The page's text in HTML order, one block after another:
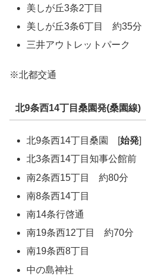
美しが丘3条2丁目
美しが丘3条6丁目 約35分
三井アウトレットパーク
※北都交通
北9条西14丁目桑園発(桑園線)
北9条西14丁目桑園 [始発]
北3条西14丁目知事公館前
南2条西15丁目 約80分
南8条西14丁目
南14条行啓通
南19条西12丁目 約70分
南19条西8丁目
中の島神社